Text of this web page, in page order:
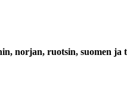
norjan, ruotsin, suomen